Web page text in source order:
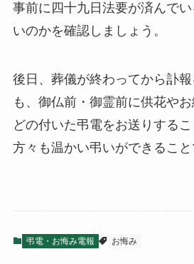
事前に四十九日法要が済んで
いのかを確認しましょう。
後日、葬儀が終わってから訃
も、御仏前・御霊前に供花や
どの付いた弔電をお送りする
方々も温かい弔いができること
弔電・お悔み電報 お悔み